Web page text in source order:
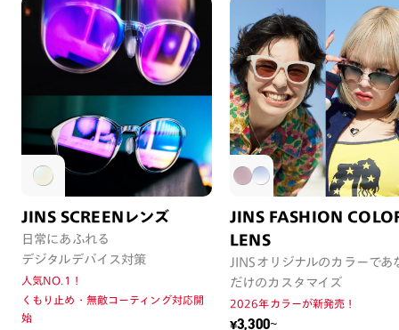
JINS SCREENレンズ
日常にあふれる
デジタルデバイス対策
人気NO.1！
くもり止め・無敵コーティング対応開
始
JINS FASHION
LENS
JINSオリジナルのカラーであ
だけのカスタマイズ
2026年カラーが新発売！
¥3,300~